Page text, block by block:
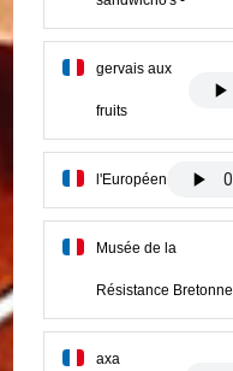
gervais aux
fruits
l'Européen
Musée de la
Résistance Bretonne
axa